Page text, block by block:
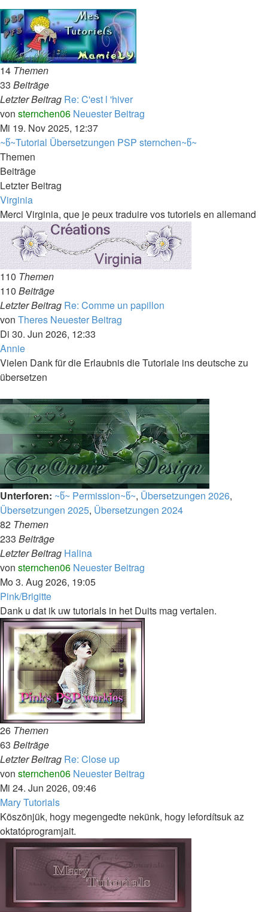
14 Themen
33 Beiträge
Letzter Beitrag Re: C'est l 'hiver
von sternchen06 Neuester Beitrag
Mi 19. Nov 2025, 12:37
~წ~Tutorial Übersetzungen PSP sternchen~წ~
Themen
Beiträge
Letzter Beitrag
Virginia
Merci Virginia, que je peux traduire vos tutoriels en allemand
110 Themen
110 Beiträge
Letzter Beitrag Re: Comme un papillon
von Theres Neuester Beitrag
Di 30. Jun 2026, 12:33
Annie
Vielen Dank für die Erlaubnis die Tutoriale ins deutsche zu
übersetzen
Unterforen: ~წ~ Permission~წ~, Übersetzungen 2026,
Übersetzungen 2025, Übersetzungen 2024
82 Themen
233 Beiträge
Letzter Beitrag Halina
von sternchen06 Neuester Beitrag
Mo 3. Aug 2026, 19:05
Pink/Brigitte
Dank u dat ik uw tutorials in het Duits mag vertalen.
26 Themen
63 Beiträge
Letzter Beitrag Re: Close up
von sternchen06 Neuester Beitrag
Mi 24. Jun 2026, 09:46
Mary Tutorials
Köszönjük, hogy megengedte nekünk, hogy lefordítsuk az
oktatóprogramjait.